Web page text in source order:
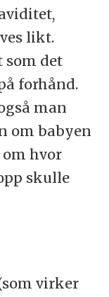
likt.
som det
forhånd.
man
om babyen
hvor
skulle
virker